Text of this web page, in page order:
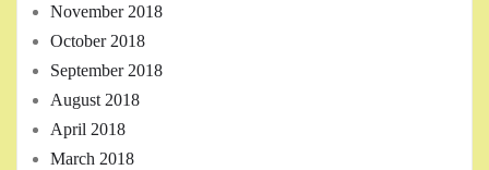
November 2018
October 2018
September 2018
August 2018
April 2018
March 2018